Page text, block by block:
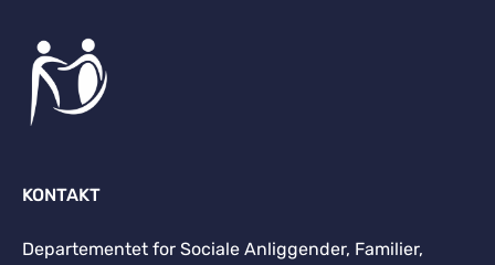
KONTAKT
Departementet for Sociale Anliggender, Familier,